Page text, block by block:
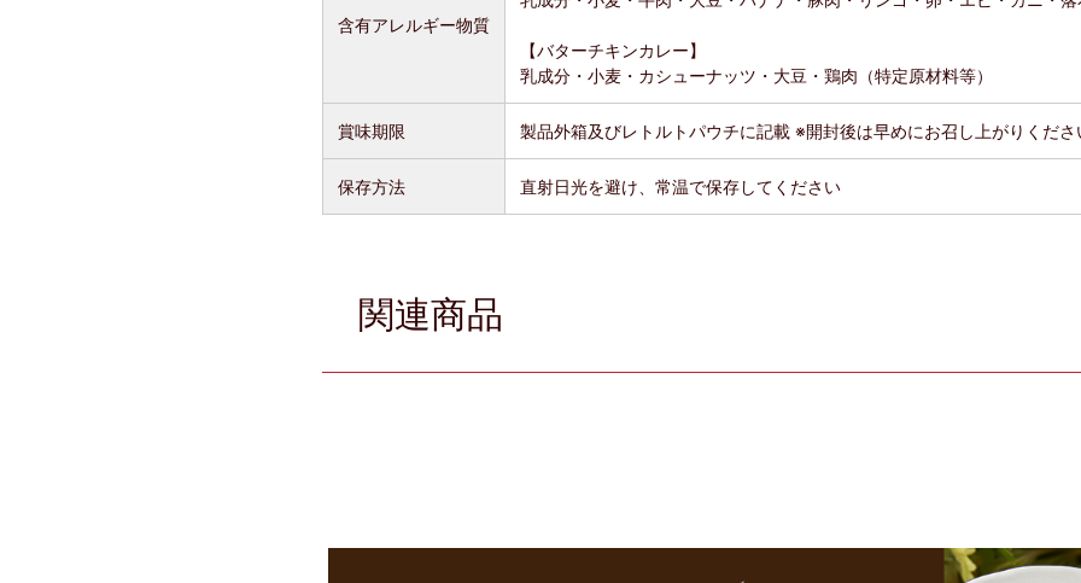
含有アレルギー物質
【バターチキンカレー】
乳成分・小麦・カシューナッツ・大豆・鶏肉（特定原材料等）
賞味期限 製品外箱及びレトルトパウチに記載 ※開封後は早めにお召し上がりくださ
保存方法 直射日光を避け、常温で保存してください
関連商品